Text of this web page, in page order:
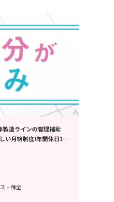
製造ラインの管理補助
い月給制度!年間休日185
・保全